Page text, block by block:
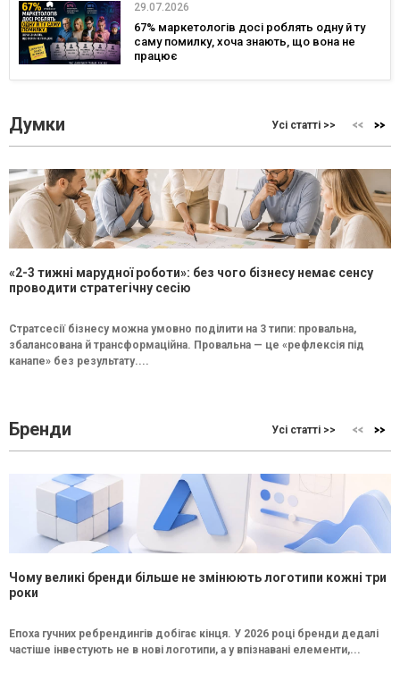
29.07.2026
67% маркетологів досі роблять одну й ту
саму помилку, хоча знають, що вона не
працює
Думки Усі статті >>
«2-3 тижні марудної роботи»: без чого бізнесу немає сенсу
проводити стратегічну сесію
Стратсесії бізнесу можна умовно поділити на 3 типи: провальна,
збалансована й трансформаційна. Провальна — це «рефлексія під
канапе» без результату....
Бренди Усі статті >>
Чому великі бренди більше не змінюють логотипи кожні три
роки
Епоха гучних ребрендингів добігає кінця. У 2026 році бренди дедалі
частіше інвестують не в нові логотипи, а у впізнавані елементи,...